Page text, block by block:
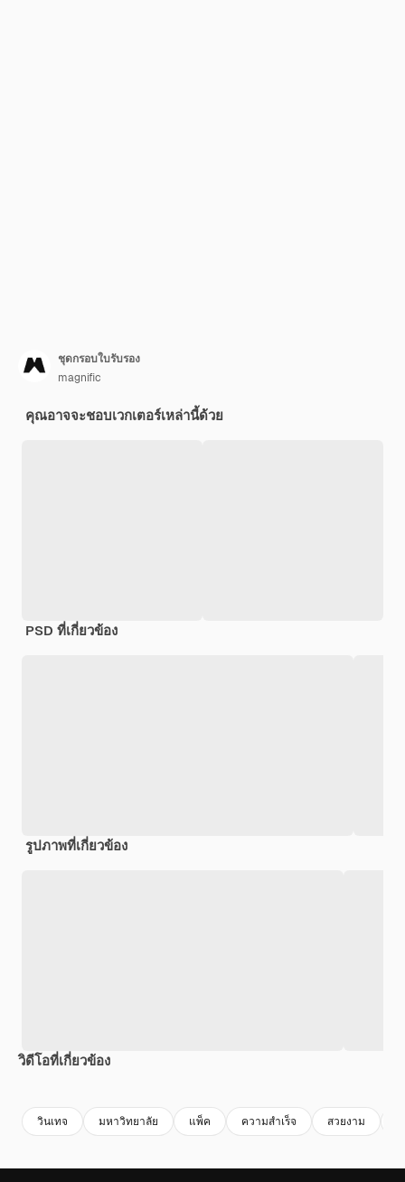
ชุดกรอบใบรับรอง
magnific
คุณอาจจะชอบเวกเตอร์เหล่านี้ด้วย
PSD ที่เกี่ยวข้อง
รูปภาพที่เกี่ยวข้อง
วิดีโอที่เกี่ยวข้อง
วินเทจ มหาวิทยาลัย แพ็ค ความสําเร็จ สวยงาม